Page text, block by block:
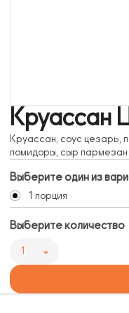
Круассан
Круассан, соус цезарь,
помидоры, сыр пармезан
Выберите один из
1 порция
Выберите количество
1